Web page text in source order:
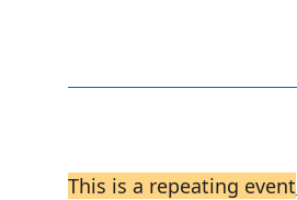
This is a repeating event